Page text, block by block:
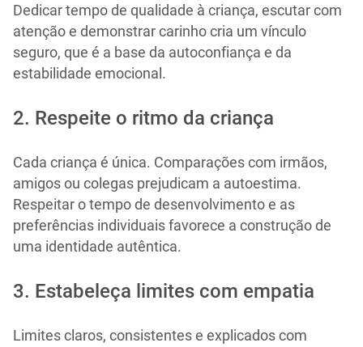
Dedicar tempo de qualidade à criança, escutar com
atenção e demonstrar carinho cria um vínculo
seguro, que é a base da autoconfiança e da
estabilidade emocional.
2. Respeite o ritmo da criança
Cada criança é única. Comparações com irmãos,
amigos ou colegas prejudicam a autoestima.
Respeitar o tempo de desenvolvimento e as
preferências individuais favorece a construção de
uma identidade autêntica.
3. Estabeleça limites com empatia
Limites claros, consistentes e explicados com